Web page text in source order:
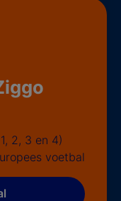
2, 3 en 4)
voetbal